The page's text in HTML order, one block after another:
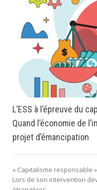
L’ESS à l’épreuve du
Quand l’économie de
projet d’émancipation
« Capitalisme responsable
Lors de son intervention